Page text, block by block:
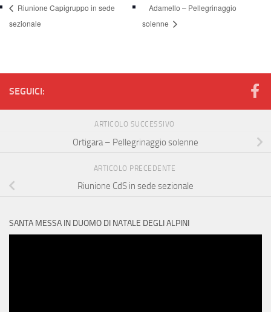
Riunione Capigruppo in sede
sezionale
Adamello – Pellegrinaggio
solenne
SEGUICI:
ARTICOLO SUCCESSIVO
Ortigara – Pellegrinaggio solenne
ARTICOLO PRECEDENTE
Riunione CdS in sede sezionale
SANTA MESSA IN DUOMO DI NATALE DEGLI ALPINI